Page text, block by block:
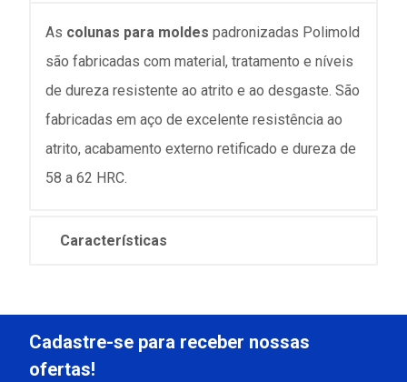
As colunas para moldes padronizadas Polimold
são fabricadas com material, tratamento e níveis
de dureza resistente ao atrito e ao desgaste. São
fabricadas em aço de excelente resistência ao
atrito, acabamento externo retificado e dureza de
58 a 62 HRC.
Características
Cadastre-se para receber nossas
ofertas!